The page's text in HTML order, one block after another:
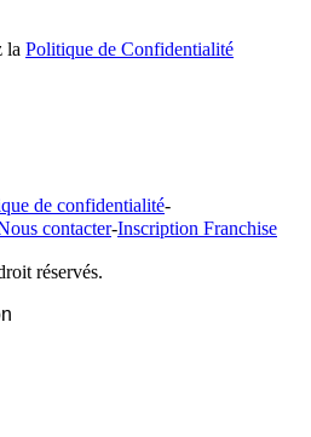
la Politique de Confidentialité
de confidentialité-
contacter-Inscription Franchise
réservés.